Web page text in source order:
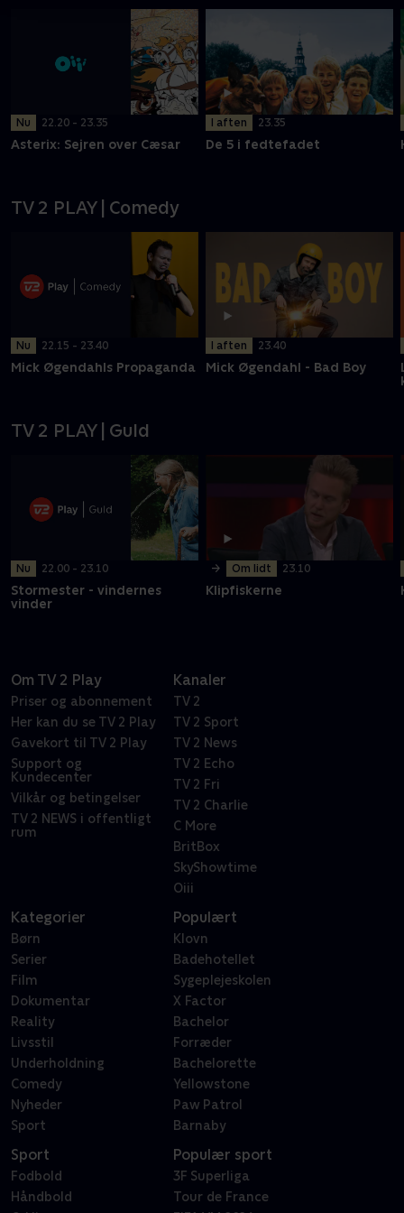
Nu 22.20 - 23.35
Asterix: Sejren over Cæsar
I aften 23.35
De 5 i fedtefadet
TV 2 PLAY | Comedy
Nu 22.15 - 23.40
Mick Øgendahls Propaganda
I aften 23.40
Mick Øgendahl - Bad Boy
TV 2 PLAY | Guld
Nu 22.00 - 23.10
Stormester - vindernes
vinder
-> Om lidt 23.10
Klipfiskerne
Om TV 2 Play
Priser og abonnement
Her kan du se TV 2 Play
Gavekort til TV 2 Play
Support og
Kundecenter
Vilkår og betingelser
TV 2 NEWS i offentligt
rum
Kanaler
TV 2
TV 2 Sport
TV 2 News
TV 2 Echo
TV 2 Fri
TV 2 Charlie
C More
BritBox
SkyShowtime
Oiii
Kategorier
Børn
Serier
Film
Dokumentar
Reality
Livsstil
Underholdning
Comedy
Nyheder
Sport
Populært
Klovn
Badehotellet
Sygeplejeskolen
X Factor
Bachelor
Forræder
Bachelorette
Yellowstone
Paw Patrol
Barnaby
Sport
Fodbold
Håndbold
Populær sport
3F Superliga
Tour de France